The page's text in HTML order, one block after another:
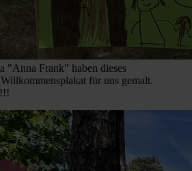
"Anna Frank" haben dieses
für uns gemalt.